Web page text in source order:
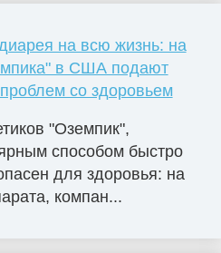
на всю жизнь: на
в США подают
со здоровьем
"Оземпик",
способом быстро
для здоровья: на
компан...